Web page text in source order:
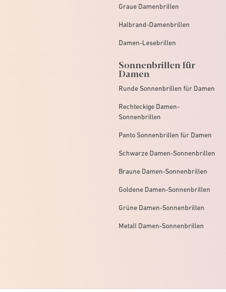
Graue Damenbrillen
Halbrand-Damenbrillen
Damen-Lesebrillen
Sonnenbrillen für
Damen
Runde Sonnenbrillen für Damen
Rechteckige Damen-
Sonnenbrillen
Panto Sonnenbrillen für Damen
Schwarze Damen-Sonnenbrillen
Braune Damen-Sonnenbrillen
Goldene Damen-Sonnenbrillen
Grüne Damen-Sonnenbrillen
Metall Damen-Sonnenbrillen